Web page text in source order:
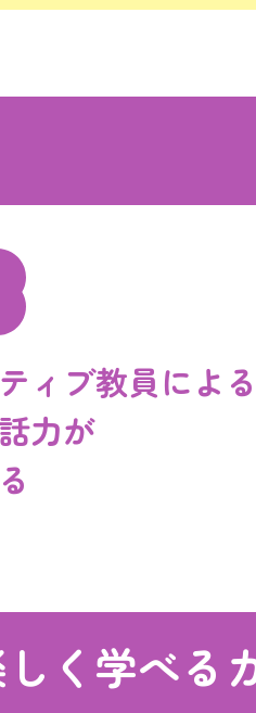
ィブ教員によ
力が
く学べる